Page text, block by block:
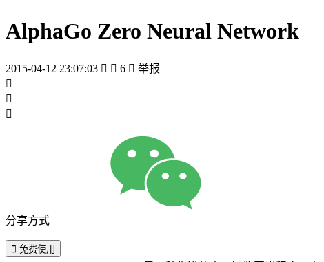
AlphaGo Zero Neural Network
2015-04-12 23:07:03   6  举报



分享方式
 免费使用